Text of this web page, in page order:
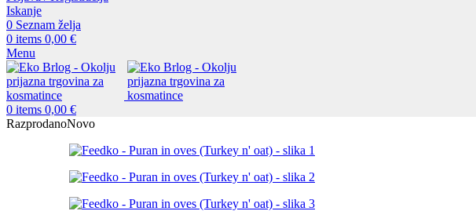
Iskanje
0 Seznam želja
0 items 0,00 €
Menu
0 items 0,00 €
RazprodanoNovo